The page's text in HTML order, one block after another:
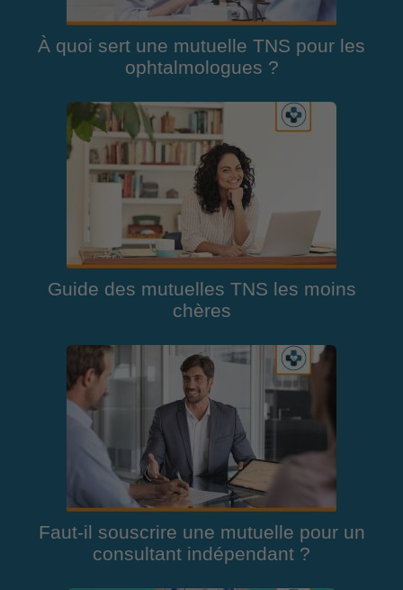
À quoi sert une mutuelle TNS pour les
ophtalmologues ?
Guide des mutuelles TNS les moins
chères
Faut-il souscrire une mutuelle pour un
consultant indépendant ?